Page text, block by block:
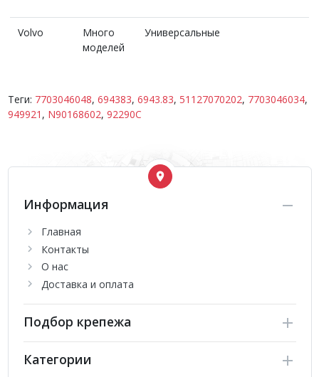
Volvo
Много
моделей
Универсальные
Теги: 7703046048, 694383, 6943.83, 51127070202, 7703046034,
949921 , N90168602, 92290C
Информация
Главная
Контакты
О нас
Доставка и оплата
Подбор крепежа
Категории